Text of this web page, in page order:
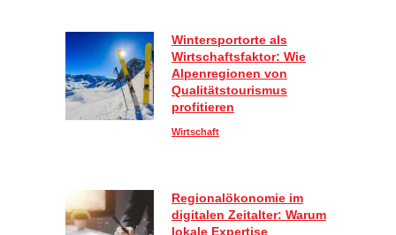
Wintersportorte als
Wirtschaftsfaktor: Wie
Alpenregionen von
Qualitätstourismus
profitieren
Wirtschaft
Regionalökonomie im
digitalen Zeitalter: Warum
lokale Expertise